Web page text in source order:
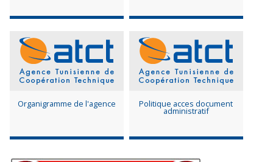
Organigramme de l'agence Politique acces document
administratif